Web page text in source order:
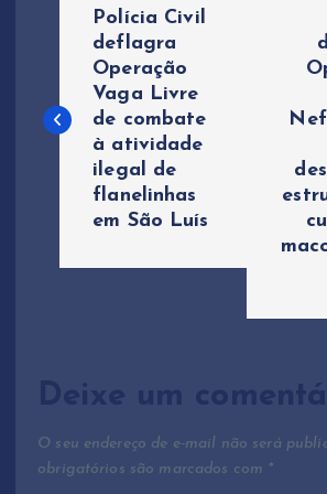
v
a
ã
o
d
Polícia Civil
deflagra
Operação
Vaga Livre
de combate
à atividade
ilegal de
flanelinhas
em São Luís
Deixe um
O seu endereço de e-mail não será
obrigatórios são marcados com *